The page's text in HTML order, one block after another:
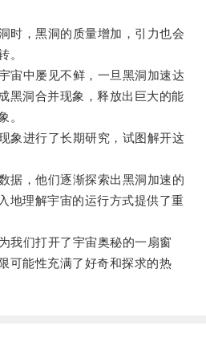
，黑洞的质量增加，引力也会
。
中屡见不鲜，一旦黑洞加速达
黑洞合并现象，释放出巨大的能
。
进行了长期研究，试图解开这
，他们逐渐探索出黑洞加速的
地理解宇宙的运行方式提供了重
们打开了宇宙奥秘的一扇窗
可能性充满了好奇和探求的热